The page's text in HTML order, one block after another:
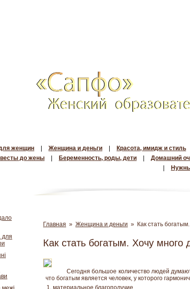
женщин Женщина и деньги Красота, имидж и стиль
до жены Беременность, роды, дети Домашний
Главная » Женщина и деньги » Как стать
Как стать богатым. Хочу много
Сегодня большое количество людей
что богатым является человек, у которого
материальное благополучие
для